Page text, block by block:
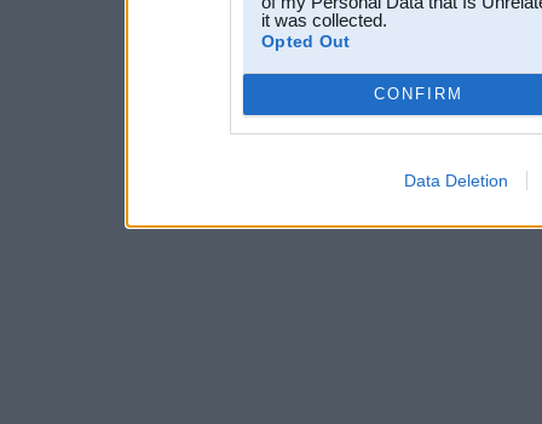
it was collected.
Opted Out
CONFIRM
Data Deletion